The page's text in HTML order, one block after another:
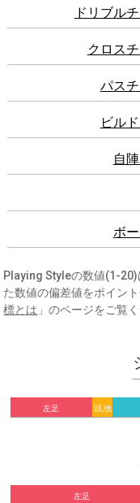
ドリブル
クロス
パス
ビル
自
ボ
Playing Styleの数値(1-
た数値の偏差値をポイン
標とは 」のページをご覧く
左足 頭,他
左足